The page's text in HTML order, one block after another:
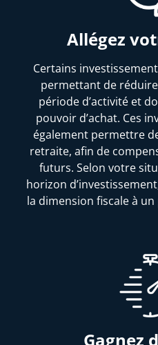
Allégez
Certains
permettant de
période d’activité et
pouvoir d’achat. Ces
également permettre
retraite, afin de
futurs. Selon votre
horizon
la dimension fiscale à
Gagnez